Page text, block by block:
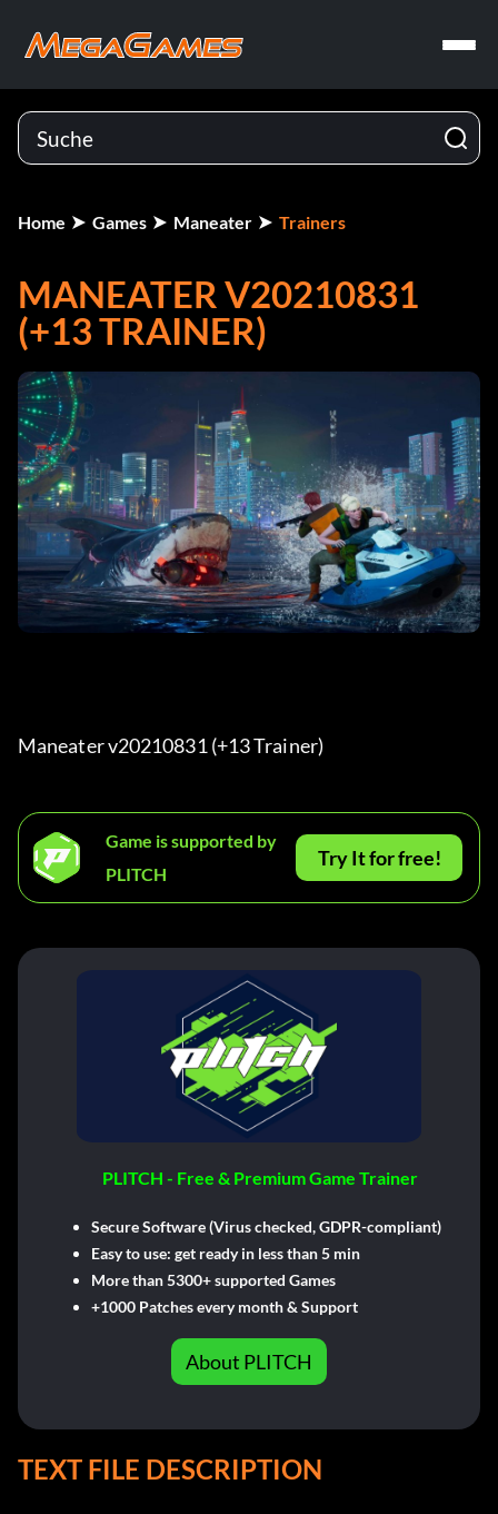
Home Games Maneater Trainers
MANEATER V20210831
(+13 TRAINER)
Maneater v20210831 (+13 Trainer)
Game is supported by
PLITCH
Try It for free!
PLITCH - Free & Premium Game Trainer
Secure Software (Virus checked, GDPR-compliant)
Easy to use: get ready in less than 5 min
More than 5300+ supported Games
+1000 Patches every month & Support
About PLITCH
TEXT FILE DESCRIPTION